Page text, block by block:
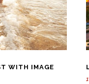
WITH IMAGE